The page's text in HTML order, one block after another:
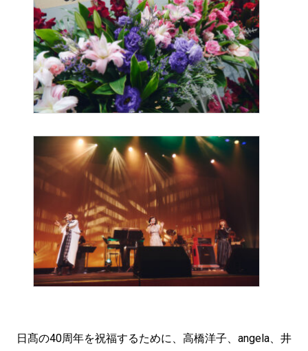
日髙の40周年を祝福するために、高橋洋子、angela、井